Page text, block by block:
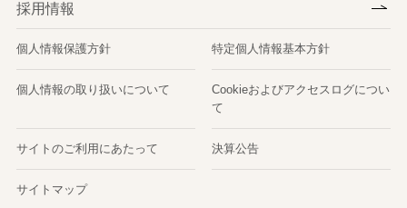
採用情報
個人情報保護方針 特定個人情報基本方針
個人情報の取り扱いについて
Cookieおよびアクセスログについ
て
サイトのご利用にあたって 決算公告
サイトマップ